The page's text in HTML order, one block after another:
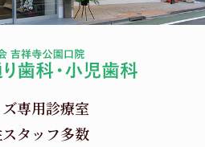
専用診療室
タッフ多数